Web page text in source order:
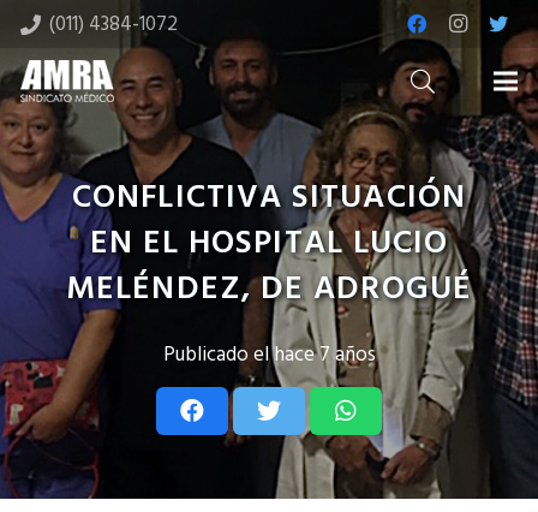
(011) 4384-1072
CONFLICTIVA SITUACIÓN
EN EL HOSPITAL LUCIO
MELÉNDEZ, DE ADROGUÉ
Publicado elhace 7 años